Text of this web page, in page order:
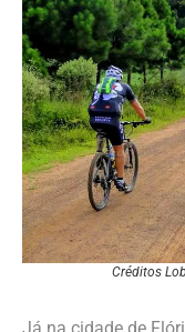
Créditos